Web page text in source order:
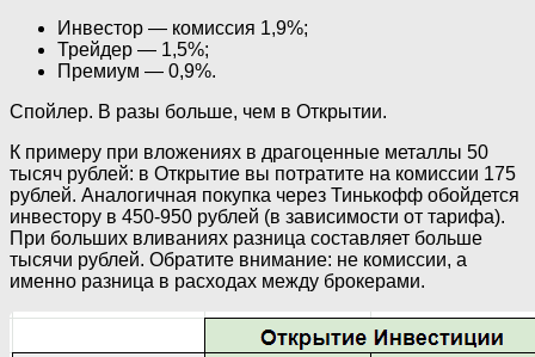
Инвестор — комиссия 1,9%;
Трейдер — 1,5%;
Премиум — 0,9%.
Спойлер. В разы больше, чем в Открытии.
К примеру при вложениях в драгоценные металлы 50
тысяч рублей: в Открытие вы потратите на комиссии 175
рублей. Аналогичная покупка через Тинькофф обойдется
инвестору в 450-950 рублей (в зависимости от тарифа).
При больших вливаниях разница составляет больше
тысячи рублей. Обратите внимание: не комиссии, а
именно разница в расходах между брокерами.